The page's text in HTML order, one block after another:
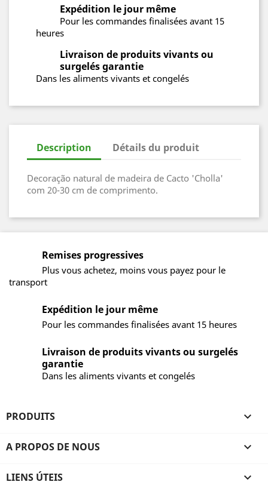
Expédition le jour même
Pour les commandes finalisées avant 15
heures
Livraison de produits vivants ou
surgelés garantie
Dans les aliments vivants et congelés
Description Détails du produit
Decoração natural de madeira de Cacto 'Cholla'
com 20-30 cm de comprimento.
Remises progressives
Plus vous achetez, moins vous payez pour le
transport
Expédition le jour même
Pour les commandes finalisées avant 15 heures
Livraison de produits vivants ou surgelés
garantie
Dans les aliments vivants et congelés
PRODUITS 
A PROPOS DE NOUS 
LIENS ÚTEIS 